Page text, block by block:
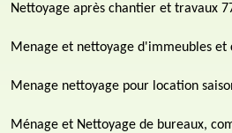
Nettoyage après chantier et travaux
Menage et nettoyage d'immeubles et
Menage nettoyage pour location
Ménage et Nettoyage de bureaux,